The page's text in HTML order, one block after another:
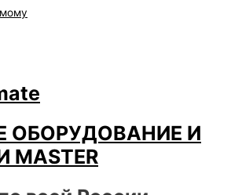
ОБОРУДОВАНИЕ И